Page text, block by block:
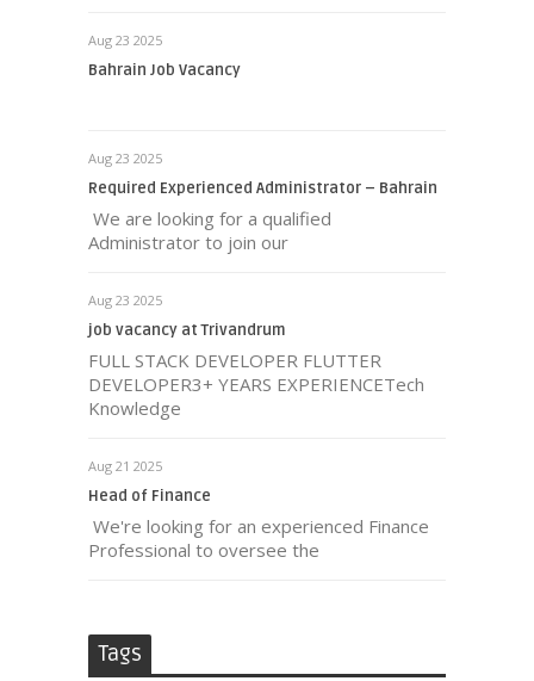
Aug 23 2025
Bahrain Job Vacancy
Aug 23 2025
Required Experienced Administrator – Bahrain
We are looking for a qualified
Administrator to join our
Aug 23 2025
job vacancy at Trivandrum
FULL STACK DEVELOPER FLUTTER
DEVELOPER3+ YEARS EXPERIENCETech
Knowledge
Aug 21 2025
Head of Finance
We're looking for an experienced Finance
Professional to oversee the
Tags